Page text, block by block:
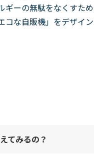
ギーの無駄をなくすため
コな自販機」をデザイン
てみるの？